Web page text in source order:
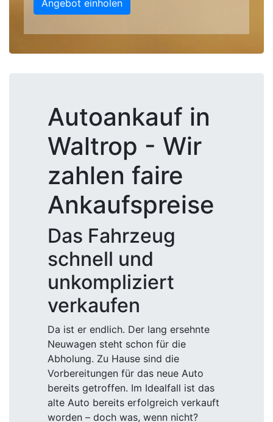
Angebot einholen
Autoankauf in
Waltrop - Wir
zahlen faire
Ankaufspreise
Das Fahrzeug
schnell und
unkompliziert
verkaufen
Da ist er endlich. Der lang ersehnte
Neuwagen steht schon für die
Abholung. Zu Hause sind die
Vorbereitungen für das neue Auto
bereits getroffen. Im Idealfall ist das
alte Auto bereits erfolgreich verkauft
worden – doch was, wenn nicht?